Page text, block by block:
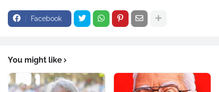
Facebook
You might like